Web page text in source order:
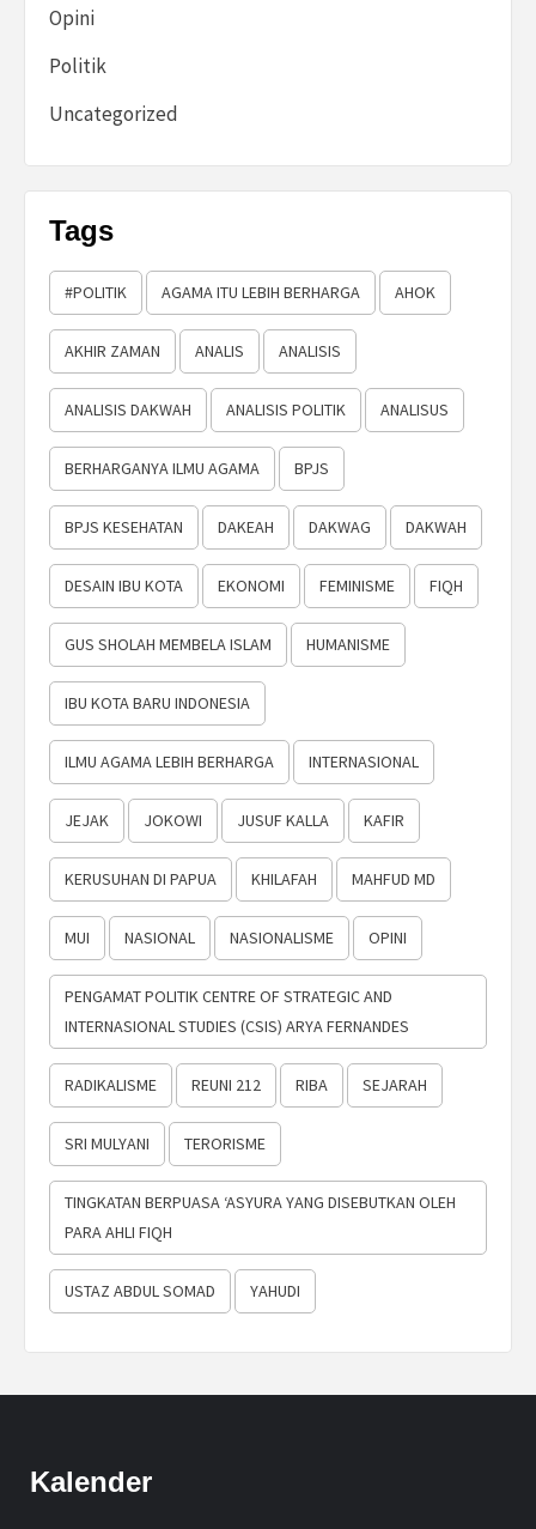
Opini
Politik
Uncategorized
Tags
#POLITIK AGAMA ITU LEBIH BERHARGA AHOK
AKHIR ZAMAN ANALIS ANALISIS
ANALISIS DAKWAH ANALISIS POLITIK ANALISUS
BERHARGANYA ILMU AGAMA BPJS
BPJS KESEHATAN DAKEAH DAKWAG DAKWAH
DESAIN IBU KOTA EKONOMI FEMINISME FIQH
GUS SHOLAH MEMBELA ISLAM HUMANISME
IBU KOTA BARU INDONESIA
ILMU AGAMA LEBIH BERHARGA INTERNASIONAL
JEJAK JOKOWI JUSUF KALLA KAFIR
KERUSUHAN DI PAPUA KHILAFAH MAHFUD MD
MUI NASIONAL NASIONALISME OPINI
PENGAMAT POLITIK CENTRE OF STRATEGIC AND
INTERNASIONAL STUDIES (CSIS) ARYA FERNANDES
RADIKALISME REUNI 212 RIBA SEJARAH
SRI MULYANI TERORISME
TINGKATAN BERPUASA ‘ASYURA YANG DISEBUTKAN OLEH
PARA AHLI FIQH
USTAZ ABDUL SOMAD YAHUDI
Kalender